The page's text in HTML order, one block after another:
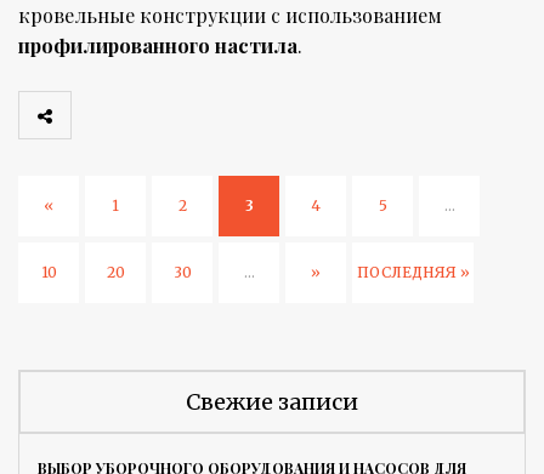
кровельные конструкции с использованием
профилированного настила.
« 1 2 3 4 5 ...
10 20 30 ... » ПОСЛЕДНЯЯ »
Свежие записи
ВЫБОР УБОРОЧНОГО ОБОРУДОВАНИЯ И НАСОСОВ ДЛЯ